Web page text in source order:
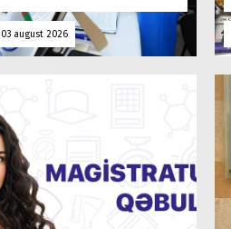
03 august 2026